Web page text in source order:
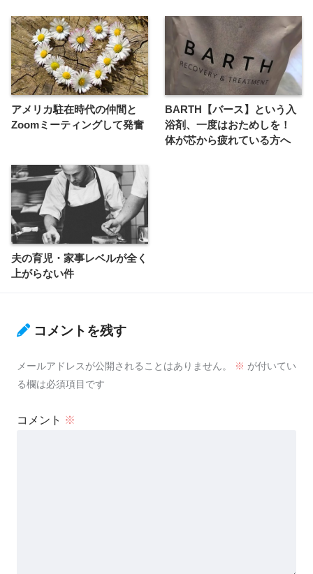
アメリカ駐在時代の仲間と
Zoomミーティングして発奮
BARTH【バース】という入
浴剤、一度はおためしを！
体が芯から疲れている方へ
夫の育児・家事レベルが全く
上がらない件
コメントを残す
メールアドレスが公開されることはありません。 ※ が付いてい
る欄は必須項目です
コメント ※